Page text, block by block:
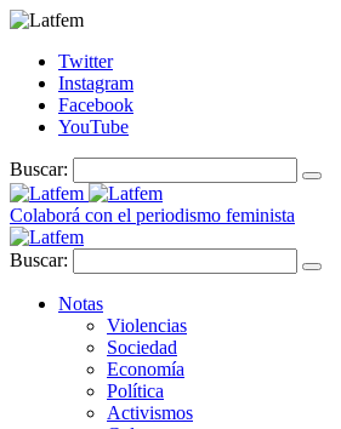
Twitter
Instagram
Facebook
YouTube
Buscar:
Colaborá con el periodismo feminista
Buscar:
Notas
Violencias
Sociedad
Economía
Política
Activismos